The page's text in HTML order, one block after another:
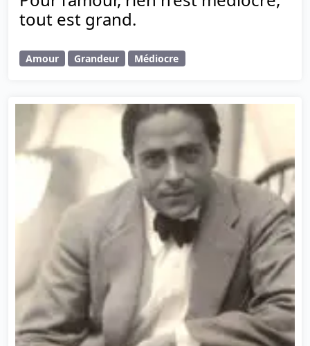
tout est grand.
Amour Grandeur Médiocre